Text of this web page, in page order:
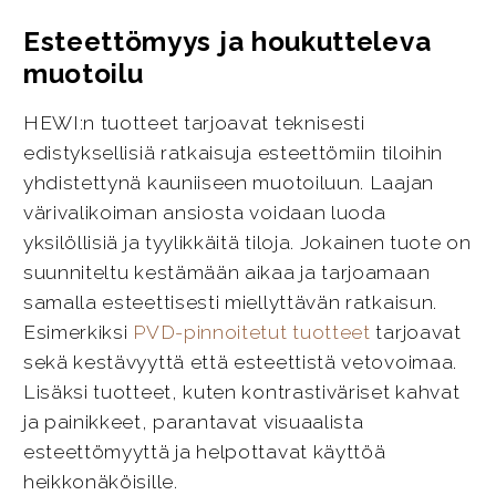
Esteettömyys ja houkutteleva
muotoilu
HEWI:n tuotteet tarjoavat teknisesti
edistyksellisiä ratkaisuja esteettömiin tiloihin
yhdistettynä kauniiseen muotoiluun. Laajan
värivalikoiman ansiosta voidaan luoda
yksilöllisiä ja tyylikkäitä tiloja. Jokainen tuote on
suunniteltu kestämään aikaa ja tarjoamaan
samalla esteettisesti miellyttävän ratkaisun.
Esimerkiksi PVD-pinnoitetut tuotteet tarjoavat
sekä kestävyyttä että esteettistä vetovoimaa.
Lisäksi tuotteet, kuten kontrastiväriset kahvat
ja painikkeet, parantavat visuaalista
esteettömyyttä ja helpottavat käyttöä
heikkonäköisille.